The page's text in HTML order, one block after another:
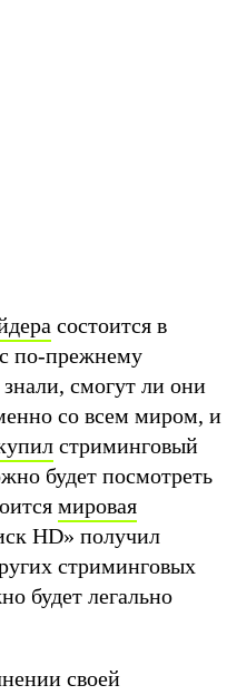
состоится в
по-прежнему
смогут ли они
со всем миром, и
стриминговый
будет посмотреть
мировая
HD» получил
стриминговых
будет легально
своей